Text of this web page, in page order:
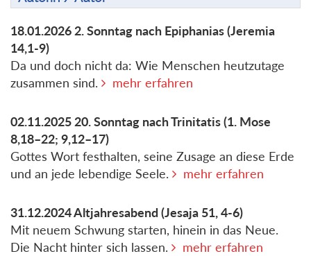
18.01.2026 2. Sonntag nach Epiphanias(Jeremia
14,1-9)
Da und doch nicht da: Wie Menschen heutzutage
zusammen sind.
mehr erfahren
02.11.2025 20. Sonntag nach Trinitatis(1. Mose
8,18–22; 9,12–17)
Gottes Wort festhalten, seine Zusage an diese Erde
und an jede lebendige Seele.
mehr erfahren
31.12.2024Altjahresabend (Jesaja 51, 4-6)
Mit neuem Schwung starten, hinein in das Neue.
Die Nacht hinter sich lassen.
mehr erfahren